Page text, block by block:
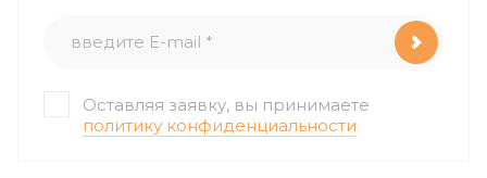
Оставляя заявку, вы принимаете
политику конфиденциальности